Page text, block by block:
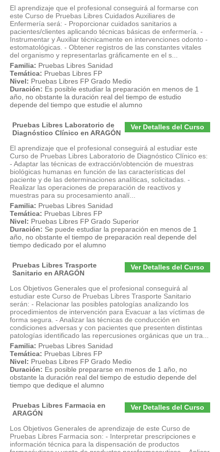
El aprendizaje que el profesional conseguirá al formarse con
este Curso de Pruebas Libres Cuidados Auxiliares de
Enfermería será: - Proporcionar cuidados sanitarios a
pacientes/clientes aplicando técnicas básicas de enfermería. -
Instrumentar y Auxiliar técnicamente en intervenciones odonto -
estomatológicas. - Obtener registros de las constantes vitales
del organismo y representarlas gráficamente en el s...
Familia: Pruebas Libres Sanidad
Temática: Pruebas Libres FP
Nivel: Pruebas Libres FP Grado Medio
Duración: Es posible estudiar la preparación en menos de 1
año, no obstante la duración real del tiempo de estudio
depende del tiempo que estudie el alumno
Ver Detalles del Curso
Pruebas Libres Laboratorio de
Diagnóstico Clínico en ARAGÓN
El aprendizaje que el profesional conseguirá al estudiar este
Curso de Pruebas Libres Laboratorio de Diagnóstico Clínico es:
- Adaptar las técnicas de extracción/obtención de muestras
biológicas humanas en función de las características del
paciente y de las determinaciones analíticas, solicitadas. -
Realizar las operaciones de preparación de reactivos y
muestras para su procesamiento analí...
Familia: Pruebas Libres Sanidad
Temática: Pruebas Libres FP
Nivel: Pruebas Libres FP Grado Superior
Duración: Se puede estudiar la preparación en menos de 1
año, no obstante el tiempo de preparación real depende del
tiempo dedicado por el alumno
Ver Detalles del Curso
Pruebas Libres Trasporte
Sanitario en ARAGÓN
Los Objetivos Generales que el profesional conseguirá al
estudiar este Curso de Pruebas Libres Trasporte Sanitario
serán: - Relacionar las posibles patologías analizando los
procedimientos de intervención para Evacuar a las víctimas de
forma segura. - Analizar las técnicas de conducción en
condiciones adversas y con pacientes que presenten distintas
patologías identificado las repercusiones orgánicas que un tra...
Familia: Pruebas Libres Sanidad
Temática: Pruebas Libres FP
Nivel: Pruebas Libres FP Grado Medio
Duración: Es posible prepararse en menos de 1 año, no
obstante la duración real del tiempo de estudio depende del
tiempo que dedique el alumno
Ver Detalles del Curso
Pruebas Libres Farmacia en
ARAGÓN
Los Objetivos Generales de aprendizaje de este Curso de
Pruebas Libres Farmacia son: - Interpretar prescripciones e
información técnica para la dispensación de productos